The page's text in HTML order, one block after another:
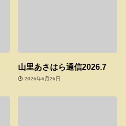
山里あさはら通信2026.7
2026年6月26日